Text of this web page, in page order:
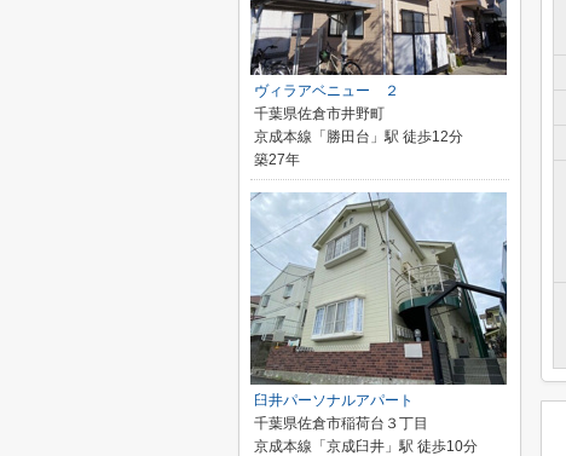
ヴィラアベニュー ２
千葉県佐倉市井野町
京成本線「勝田台」駅 徒歩12分
築27年
臼井パーソナルアパート
千葉県佐倉市稲荷台３丁目
京成本線「京成臼井」駅 徒歩10分